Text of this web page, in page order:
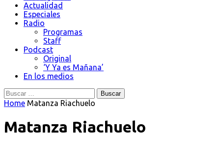
Actualidad
Especiales
Radio
Programas
Staff
Podcast
Original
‘Y Ya es Mañana’
En los medios
Buscar:
Home Matanza Riachuelo
Matanza Riachuelo